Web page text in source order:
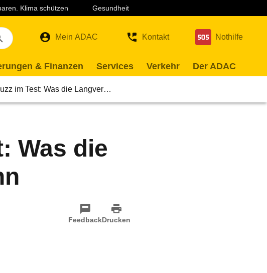
Klima schützen Gesundheit
Mein ADAC Kontakt Nothilfe
& Finanzen Services Verkehr Der ADAC
im Test: Was die Langver…
Was die
FeedbackDrucken